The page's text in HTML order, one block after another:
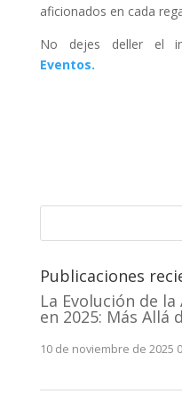
aficionados en cada
No dejes deller el
Eventos.
Publicaciones
La Evolución de
en 2025: Más Allá
10 de noviembre de 2025